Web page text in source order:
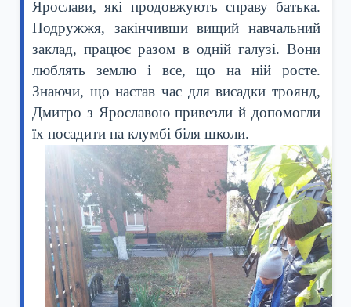
Ярослави, які продовжують справу батька.
Подружжя, закінчивши вищий навчальний
заклад, працює разом в одній галузі. Вони
люблять землю і все, що на ній росте.
Знаючи, що настав час для висадки троянд,
Дмитро з Ярославою привезли й допомогли
їх посадити на клумбі біля школи.